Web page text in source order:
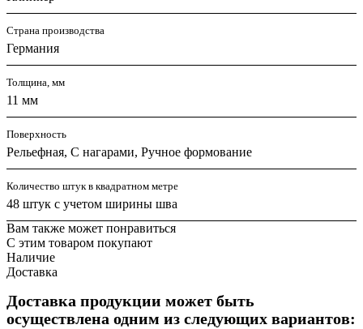
Страна производства
Германия
Толщина, мм
11 мм
Поверхность
Рельефная, С нагарами, Ручное формование
Количество штук в квадратном метре
48 штук с учетом ширины шва
Вам также может понравиться
С этим товаром покупают
Наличие
Доставка
Доставка продукции может быть
осуществлена одним из следующих вариантов: